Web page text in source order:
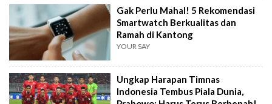
Gak Perlu Mahal! 5 Rekomendasi
Smartwatch Berkualitas dan
Ramah di Kantong
YOUR SAY
Ungkap Harapan Timnas
Indonesia Tembus Piala Dunia,